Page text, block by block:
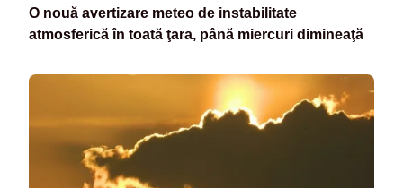
O nouă avertizare meteo de instabilitate
atmosferică în toată ţara, până miercuri dimineaţă